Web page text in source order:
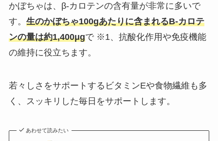
かぼちゃは、β-カロテンの含有量が非常に多いで
す。 生のかぼちゃ100gあたりに含まれるB-カロテ
ンの量は約1,400μgで ※1、抗酸化作用や免疫機能
の維持に役立ちます。
若々しさをサポートするビタミンEや食物繊維も多
く、スッキリした毎日をサポートします。
あわせて読みたい